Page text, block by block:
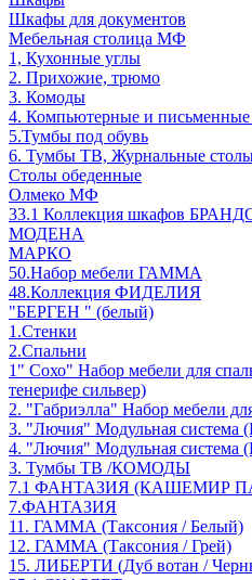
Шкафы для документов
Мебельная столица МФ
1, Кухонные углы
2. Прихожие, трюмо
3. Комоды
4. Компьютерные и письменные
5.Тумбы под обувь
6. Тумбы ТВ, Журнальные
Столы обеденные
Олмеко МФ
33.1 Коллекция шкафов
МОДЕНА
МАРКО
50.Набор мебели ГАММА
48.Коллекция ФИДЕЛИЯ
"БЕРГЕН " (белый)
1.Стенки
2.Спальни
1" Сохо" Набор мебели для
тенерифе сильвер)
2. "Габриэлла" Набор мебели
3. "Лючия" Модульная система
4. "Лючия" Модульная система
3. Тумбы ТВ /КОМОДЫ
7.1 ФАНТАЗИЯ (КАШЕМИР
7.ФАНТАЗИЯ
11. ГАММА (Таксония / Белый)
12. ГАММА (Таксония / Грей)
15. ЛИБЕРТИ (Дуб вотан /